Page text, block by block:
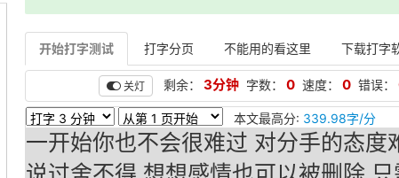
开始打字测试 打字分页 不能用的看这里 下载打字
关灯 剩余： 3分钟 字数： 0 速度： 0 错误：
本文最高分: 339.98字/分
一开始你也不会很难过 对分手的态